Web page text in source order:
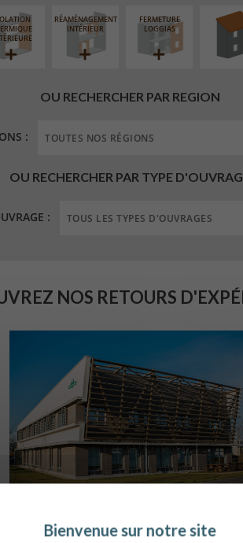
RÉAMÉNAGEMENT
INTÉRIEUR
FERMETURE
LOGGIAS
OU RECHERCHER PAR REGION
:
OU RECHERCHER PAR TYPE
:
NOS RETOURS